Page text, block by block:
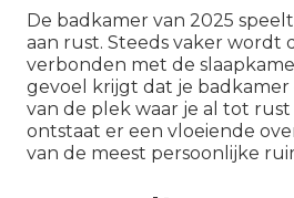
De badkamer van 2025
aan rust. Steeds vaker wordt
verbonden met de
gevoel krijgt dat je
van de plek waar je al tot
ontstaat er een vloeiende
van de meest persoonlijke